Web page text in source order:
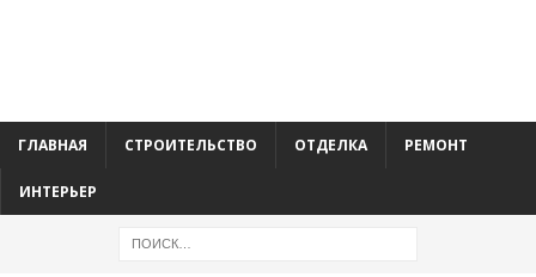
ГЛАВНАЯ СТРОИТЕЛЬСТВО ОТДЕЛКА РЕМОНТ
ИНТЕРЬЕР